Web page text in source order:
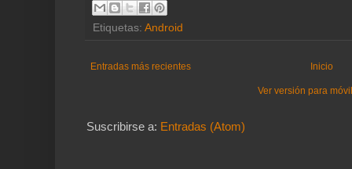
Etiquetas: Android
Entradas más recientes Inicio
Ver versión para
Suscribirse a: Entradas (Atom)